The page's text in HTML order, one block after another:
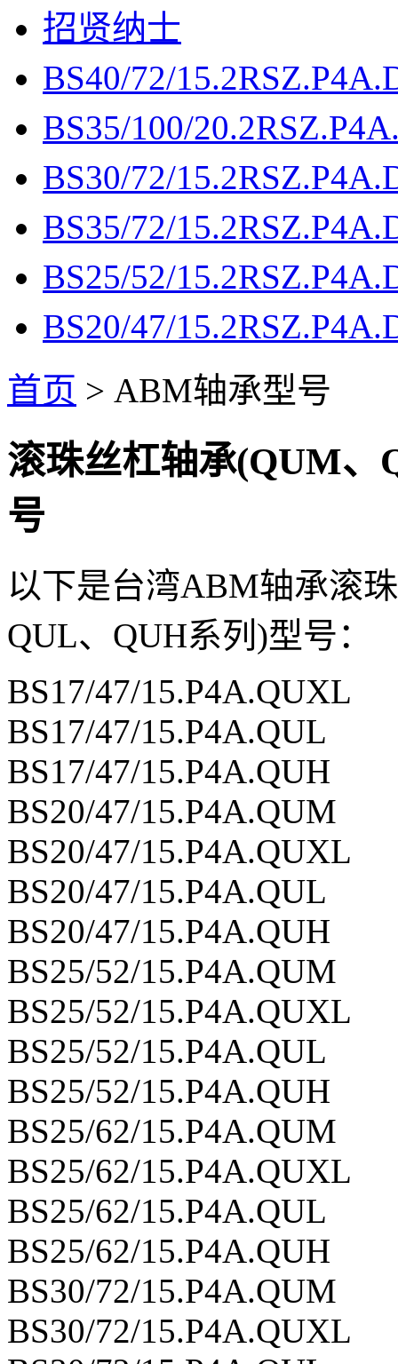
招贤纳士
BS40/72/
BS35/100/
BS30/72/
BS35/72/
BS25/52/
BS20/47/
首页 > ABM轴承型号
滚珠丝杠轴承(QUM
号
以下是台湾ABM轴承滚
QUL、QUH系列)型号：
BS17/47/15.P4A.QUXL
BS17/47/15.P4A.QUL
BS17/47/15.P4A.QUH
BS20/47/15.P4A.QUM
BS20/47/15.P4A.QUXL
BS20/47/15.P4A.QUL
BS20/47/15.P4A.QUH
BS25/52/15.P4A.QUM
BS25/52/15.P4A.QUXL
BS25/52/15.P4A.QUL
BS25/52/15.P4A.QUH
BS25/62/15.P4A.QUM
BS25/62/15.P4A.QUXL
BS25/62/15.P4A.QUL
BS25/62/15.P4A.QUH
BS30/72/15.P4A.QUM
BS30/72/15.P4A.QUXL